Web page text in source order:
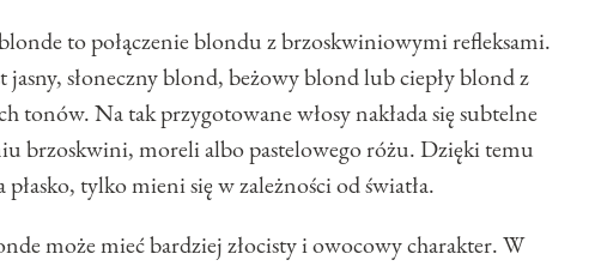
to połączenie blondu z brzoskwiniowymi refleksami.
jasny, słoneczny blond, beżowy blond lub ciepły blond z
tonów. Na tak przygotowane włosy nakłada się subtelne
brzoskwini, moreli albo pastelowego różu. Dzięki temu
tylko mieni się w zależności od światła.
może mieć bardziej złocisty i owocowy charakter. W